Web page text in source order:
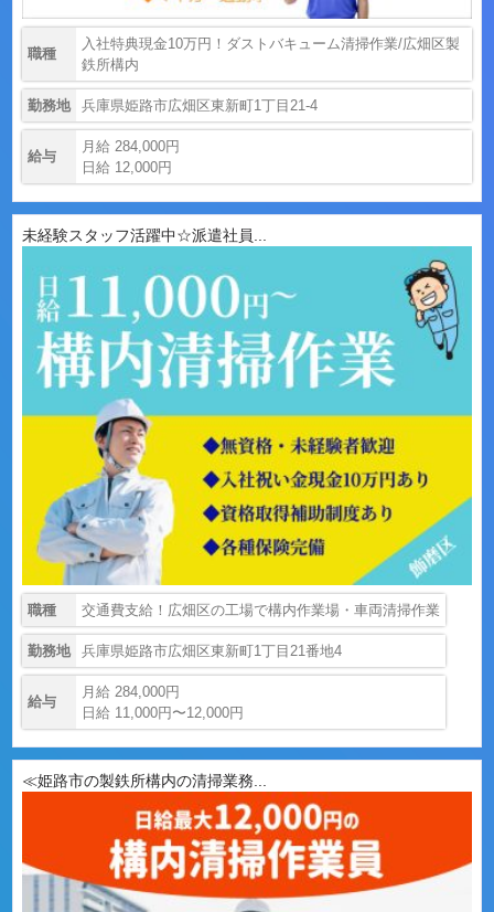
職種
入社特典現金10万円！ダストバキューム清掃作業/広畑区製
鉄所構内
勤務地 兵庫県姫路市広畑区東新町1丁目21-4
給与
月給 284,000円
日給 12,000円
未経験スタッフ活躍中☆派遣社員...
職種 交通費支給！広畑区の工場で構内作業場・車両清掃作業
勤務地 兵庫県姫路市広畑区東新町1丁目21番地4
給与
月給 284,000円
日給 11,000円〜12,000円
≪姫路市の製鉄所構内の清掃業務...